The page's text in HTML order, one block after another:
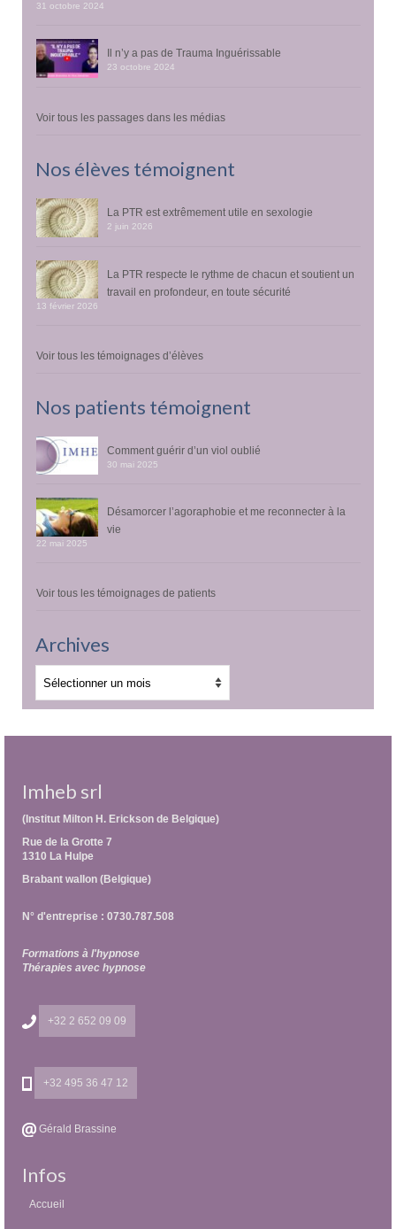
31 octobre 2024
Il n’y a pas de Trauma Inguérissable
23 octobre 2024
Voir tous les passages dans les médias
Nos élèves témoignent
La PTR est extrêmement utile en sexologie
2 juin 2026
La PTR respecte le rythme de chacun et soutient un
travail en profondeur, en toute sécurité
13 février 2026
Voir tous les témoignages d’élèves
Nos patients témoignent
Comment guérir d’un viol oublié
30 mai 2025
Désamorcer l’agoraphobie et me reconnecter à la
vie
22 mai 2025
Voir tous les témoignages de patients
Archives
Imheb srl
(Institut Milton H. Erickson de Belgique)
Rue de la Grotte 7
1310 La Hulpe
Brabant wallon (Belgique)
N° d'entreprise : 0730.787.508
Formations à l'hypnose
Thérapies avec hypnose
+32 2 652 09 09
+32 495 36 47 12
Gérald Brassine
Infos
Accueil